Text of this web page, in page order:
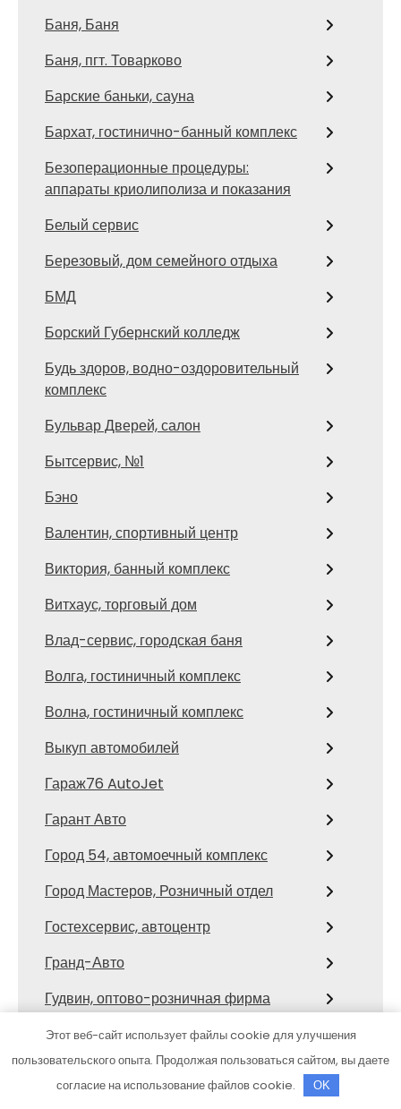
Баня, Баня
Баня, пгт. Товарково
Барские баньки, сауна
Бархат, гостинично-банный комплекс
Безоперационные процедуры:
аппараты криолиполиза и показания
Белый сервис
Березовый, дом семейного отдыха
БМД
Борский Губернский колледж
Будь здоров, водно-оздоровительный
комплекс
Бульвар Дверей, салон
Бытсервис, №1
Бэно
Валентин, спортивный центр
Виктория, банный комплекс
Витхаус, торговый дом
Влад-сервис, городская баня
Волга, гостиничный комплекс
Волна, гостиничный комплекс
Выкуп автомобилей
Гараж76 AutoJet
Гарант Авто
Город 54, автомоечный комплекс
Город Мастеров, Розничный отдел
Гостехсервис, автоцентр
Гранд-Авто
Гудвин, оптово-розничная фирма
Гусар, банный комплекс
Двери из дерева Томск, торгово-
производственная компания
Этот веб-сайт использует файлы cookie для улучшения
пользовательского опыта. Продолжая пользоваться сайтом, вы даете
согласие на использование файлов cookie.
OK